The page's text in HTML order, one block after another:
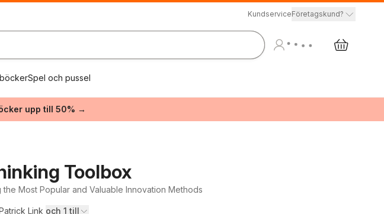
KundserviceFöretagskund?
Spel och pussel
upp till 50% →
Toolbox
the Most Popular and Valuable Innovation Methods
Link och 1 till